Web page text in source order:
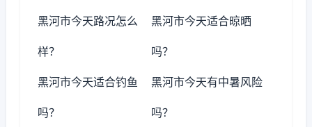
黑河市今天路况怎么
样？
黑河市今天适合晾晒
吗？
黑河市今天适合钓鱼
吗？
黑河市今天有中暑风险
吗？